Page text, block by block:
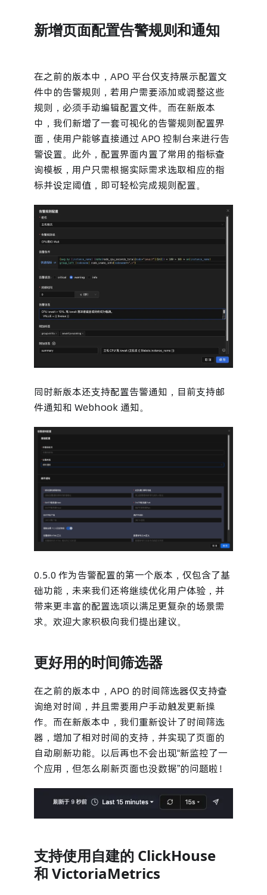
新增页面配置告警规则和通知
在之前的版本中，APO 平台仅支持展示配置文
件中的告警规则，若用户需要添加或调整这些
规则，必须手动编辑配置文件。而在新版本
中，我们新增了一套可视化的告警规则配置界
面，使用户能够直接通过 APO 控制台来进行告
警设置。此外，配置界面内置了常用的指标查
询模板，用户只需根据实际需求选取相应的指
标并设定阈值，即可轻松完成规则配置。
同时新版本还支持配置告警通知，目前支持邮
件通知和 Webhook 通知。
0.5.0 作为告警配置的第一个版本，仅包含了基
础功能，未来我们还将继续优化用户体验，并
带来更丰富的配置选项以满足更复杂的场景需
求。欢迎大家积极向我们提出建议。
更好用的时间筛选器
在之前的版本中，APO 的时间筛选器仅支持查
询绝对时间，并且需要用户手动触发更新操
作。而在新版本中，我们重新设计了时间筛选
器，增加了相对时间的支持，并实现了页面的
自动刷新功能。以后再也不会出现“新监控了一
个应用，但怎么刷新页面也没数据”的问题啦！
支持使用自建的 ClickHouse
和 VictoriaMetrics